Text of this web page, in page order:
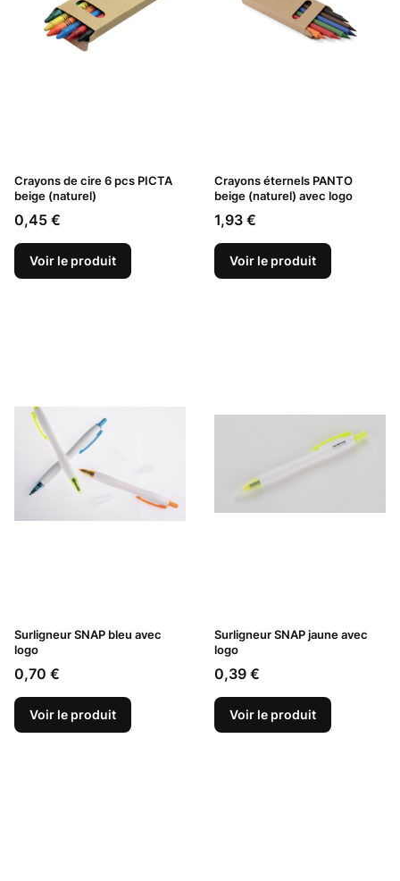
Crayons de cire 6 pcs PICTA
beige (naturel)
Prix
0,45 €
Voir le produit
Crayons éternels PANTO
beige (naturel) avec logo
Prix
1,93 €
Voir le produit
Surligneur SNAP bleu avec
logo
Prix
0,70 €
Voir le produit
Surligneur SNAP jaune avec
logo
Prix
0,39 €
Voir le produit